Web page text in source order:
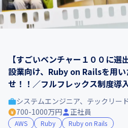
【すごいベンチャー１００に
設業向け、Ruby on Railsを用
せ！！／フルフレックス制度導
システムエンジニア、テックリード
700-1000万円
正社員
AWS Ruby
Ruby on Rails